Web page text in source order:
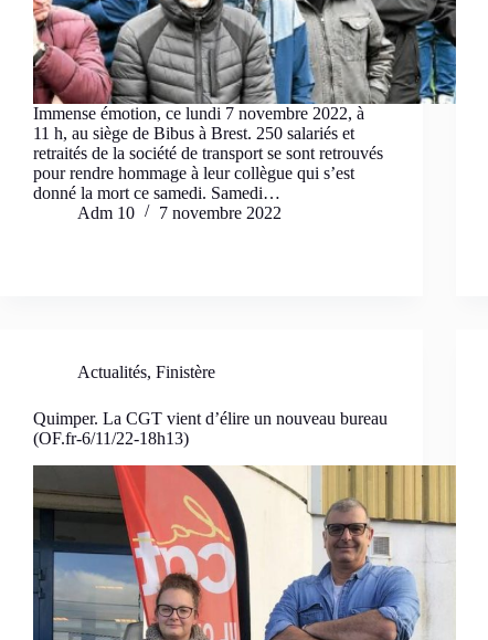
Immense émotion, ce lundi 7 novembre 2022, à
11 h, au siège de Bibus à Brest. 250 salariés et
retraités de la société de transport se sont retrouvés
pour rendre hommage à leur collègue qui s’est
donné la mort ce samedi. Samedi…
Adm 10
7 novembre 2022
Actualités, Finistère
Quimper. La CGT vient d’élire un nouveau bureau
(OF.fr-6/11/22-18h13)